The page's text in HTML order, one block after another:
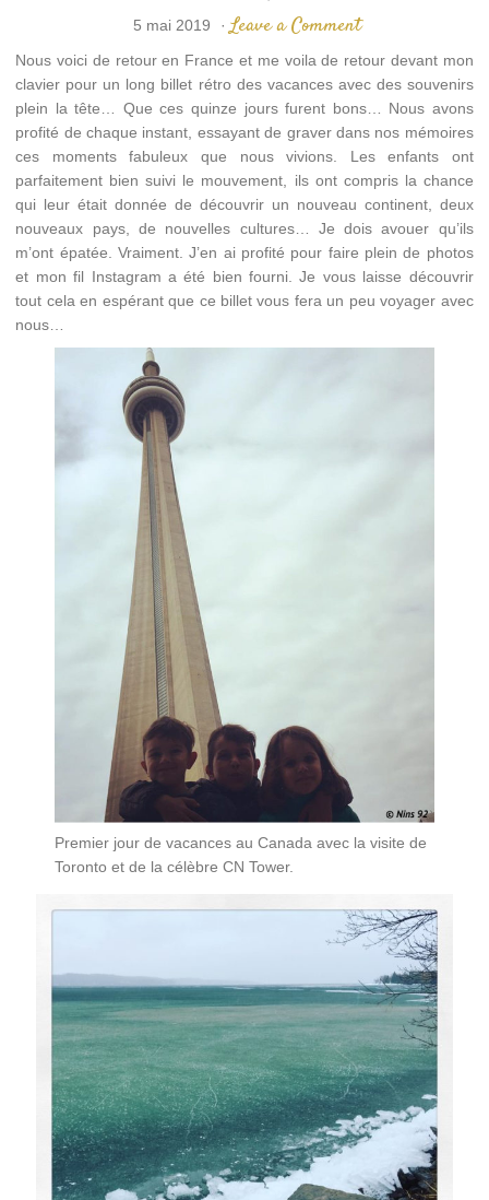
5 mai 2019 · Leave a Comment
Nous voici de retour en France et me voila de retour devant mon
clavier pour un long billet rétro des vacances avec des souvenirs
plein la tête… Que ces quinze jours furent bons… Nous avons
profité de chaque instant, essayant de graver dans nos mémoires
ces moments fabuleux que nous vivions. Les enfants ont
parfaitement bien suivi le mouvement, ils ont compris la chance
qui leur était donnée de découvrir un nouveau continent, deux
nouveaux pays, de nouvelles cultures… Je dois avouer qu’ils
m’ont épatée. Vraiment. J’en ai profité pour faire plein de photos
et mon fil Instagram a été bien fourni. Je vous laisse découvrir
tout cela en espérant que ce billet vous fera un peu voyager avec
nous…
Premier jour de vacances au Canada avec la visite de
Toronto et de la célèbre CN Tower.